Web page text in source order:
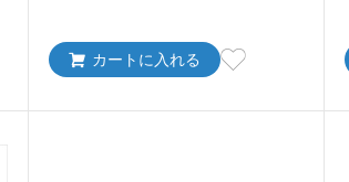
カートに入れる